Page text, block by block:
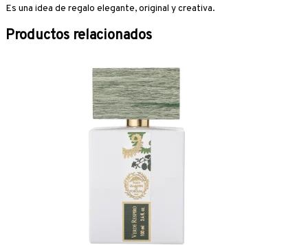
Es una idea de regalo elegante, original y creativa.
Productos relacionados